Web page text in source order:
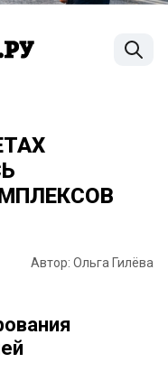
Автор: Ольга Гилёва